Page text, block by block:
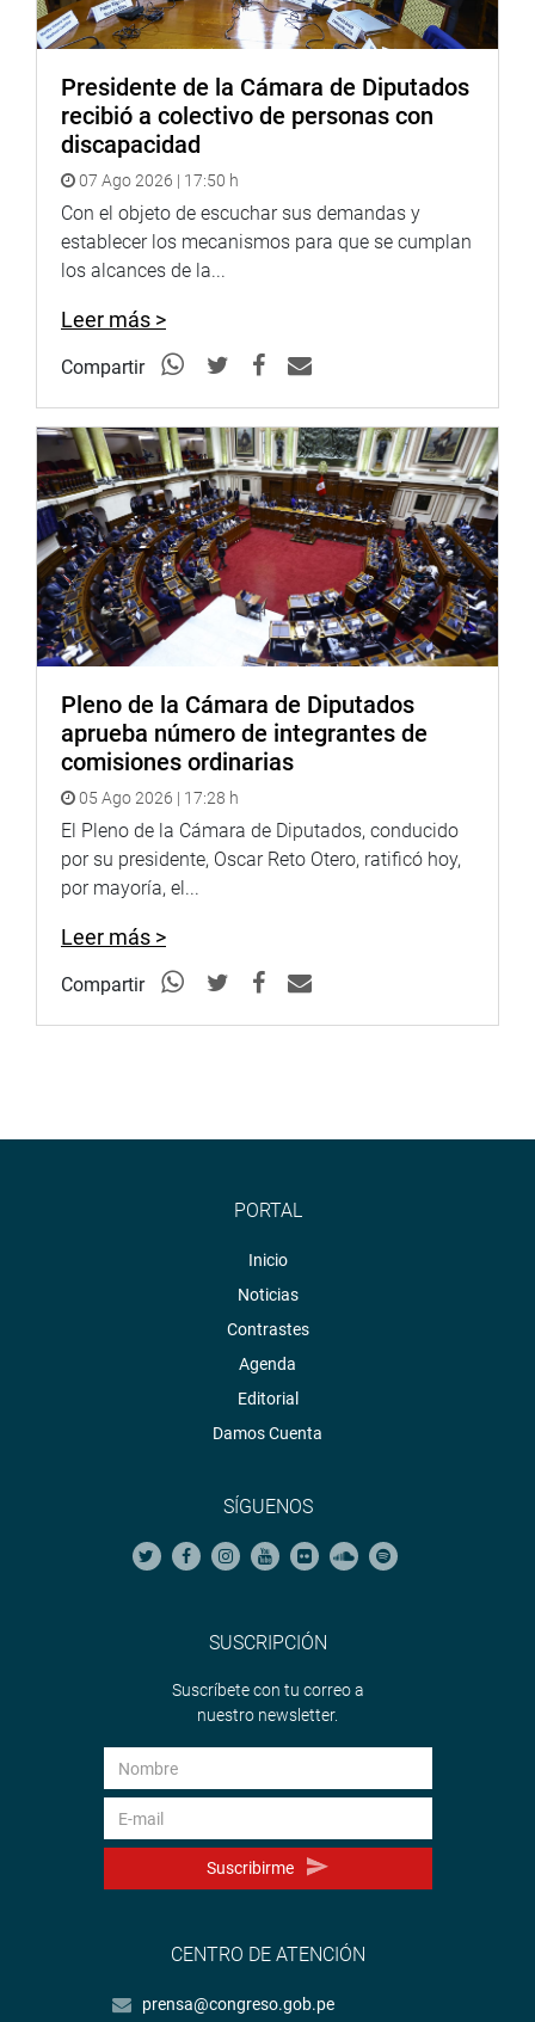
haciendo algo el gobierno?”, añadió.
rescate financiero para 100 mil microempresarios que lo
habían perdido todo con el Niño Costero, pero que
lamentablemente fue observada por el Presidente de la
República.
“Acaso salimos a golpearlo por esa decisión, preguntó. Lo
que hicimos fue consensuar con los ministros para darle
viabilidad a esa norma y sea aprobada vía insistencia.
Eso es lo que se tiene que hacer, consensuar con los
poderes del Estado para tomar decisiones que beneficien
a los peruanos”, refirió.
Manifestó que si lo que está haciendo el Presidente
Vizcarra es preparar el terreno para un inminente cierre
del Congreso, debería ser sincero y decirlo. “No tenemos
miedo”, señaló.
El titular del Parlamento señaló que corresponde seguir
debatiendo y consensuar sobre los proyectos de reforma
política y electoral. También opinó que sería ideal debatir
con profundidad un nuevo proyecto sobre inmunidad
parlamentaria, pero hacerlo con más apertura y con
participación de varios sectores hasta encontrar un punto
de equilibrio.
PRENSA-CONGRESO
Presidente de la Cámara de Diputados
recibió a colectivo de personas con
discapacidad
07 Ago 2026 | 17:50 h
Con el objeto de escuchar sus demandas y
establecer los mecanismos para que se cumplan
los alcances de la...
Leer más >
Compartir
Pleno de la Cámara de Diputados
aprueba número de integrantes de
comisiones ordinarias
05 Ago 2026 | 17:28 h
El Pleno de la Cámara de Diputados, conducido
por su presidente, Oscar Reto Otero, ratificó hoy,
por mayoría, el...
Leer más >
Compartir
PORTAL
Inicio
Noticias
Contrastes
Agenda
Editorial
Damos Cuenta
SÍGUENOS
SUSCRIPCIÓN
Suscríbete con tu correo a
nuestro newsletter.
Suscribirme
CENTRO DE ATENCIÓN
prensa@congreso.gob.pe